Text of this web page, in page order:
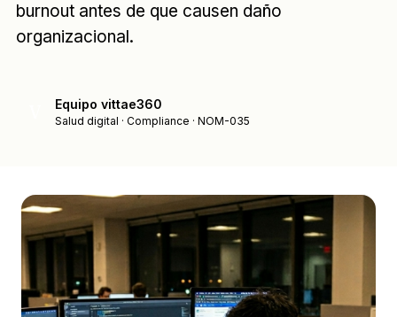
burnout antes de que causen daño
organizacional.
Equipo vittae360
Salud digital · Compliance · NOM-035